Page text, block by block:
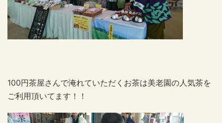
100円茶屋さんで淹れていただくお茶は美老園の人気茶を
ご利用頂いてます！！